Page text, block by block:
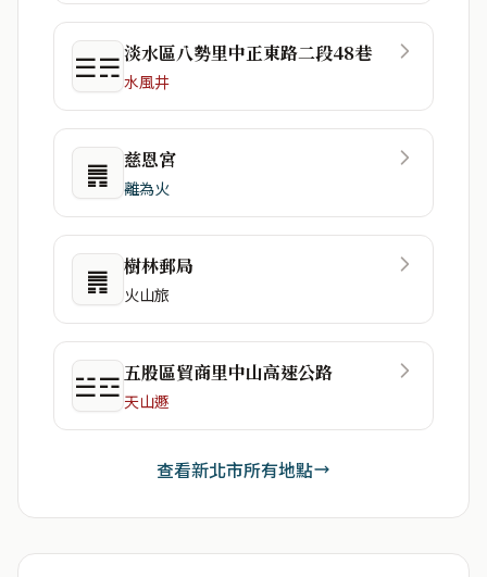
☰☴淡水區八勢里中正東路二段48巷
水風井
䷠ 慈恩宮
離為火
䷠ 樹林郵局
火山旅
☱☲ 五股區貿商里中山高速公路
天山遯
查看新北市所有地點